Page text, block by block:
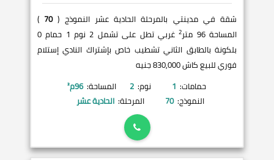
شقة في مدينتي بالمرحلة الحادية عشر النموذج (70
)
المساحة 96 متر
2
غربي تطل على تشمل 2 نوم 1 حمام 0
بلكونة بالطابق الثاني تشطيب خاص بإشتراك النادي إستلام
فوري للبيع كاش 830,000 جنيه
حمامات: 1 نوم: 2 المساحة: 96م²
النموذج: 70 المرحلة: الحادية عشر